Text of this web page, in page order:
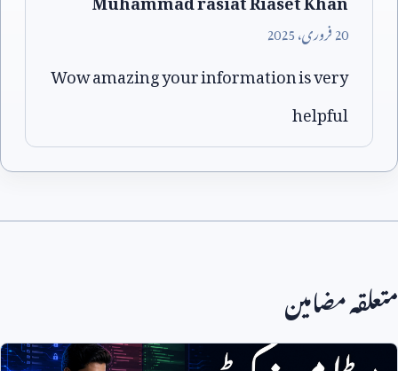
20فروری،2025
Wow amazing your information is very
helpful
متعلقہ مضامین